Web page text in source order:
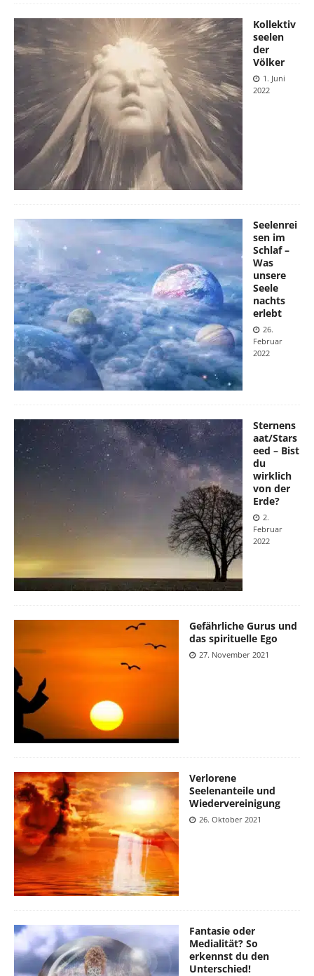
Kollektiv
seelen
der
Völker
1. Juni
2022
Seelenrei
sen im
Schlaf –
Was
unsere
Seele
nachts
erlebt
26.
Februar
2022
Sternens
aat/Stars
eed – Bist
du
wirklich
von der
Erde?
2.
Februar
2022
Gefährliche Gurus und
das spirituelle Ego
27. November 2021
Verlorene
Seelenanteile und
Wiedervereinigung
26. Oktober 2021
Fantasie oder
Medialität? So
erkennst du den
Unterschied!